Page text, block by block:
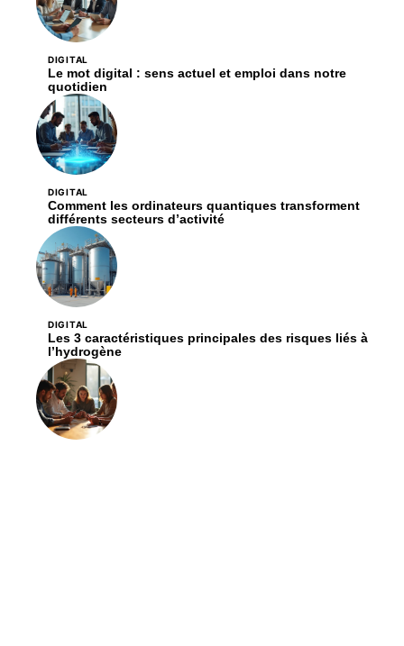
DIGITAL
Le mot digital : sens actuel et emploi dans notre
quotidien
DIGITAL
Comment les ordinateurs quantiques transforment
différents secteurs d’activité
DIGITAL
Les 3 caractéristiques principales des risques liés à
l’hydrogène